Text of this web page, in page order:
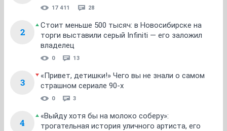
17 411 28
2
Стоит меньше 500 тысяч: в Новосибирске на
торги выставили серый Infiniti — его заложил
владелец
0 13
3
«Привет, детишки!» Чего вы не знали о самом
страшном сериале 90-х
0 3
4
«Выйду хотя бы на молоко соберу»:
трогательная история уличного артиста, его